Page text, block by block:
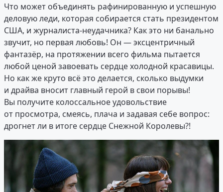
Что может объединять рафинированную и успешную
деловую леди, которая собирается стать президентом
США, и журналиста-неудачника? Как это ни банально
звучит, но первая любовь! Он — эксцентричный
фантазёр, на протяжении всего фильма пытается
любой ценой завоевать сердце холодной красавицы.
Но как же круто всё это делается, сколько выдумки
и драйва вносит главный герой в свои порывы!
Вы получите колоссальное удовольствие
от просмотра, смеясь, плача и задавая себе вопрос:
дрогнет ли в итоге сердце Снежной Королевы?!